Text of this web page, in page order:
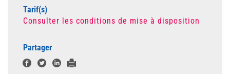
Tarif(s)
Consulter les conditions de mise à disposition
Partager